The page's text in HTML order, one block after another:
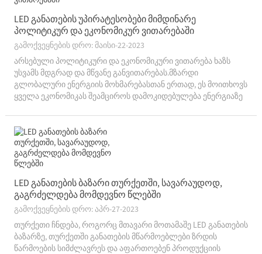
LED განათების უპირატესობები მიმდინარე
პოლიტიკურ და ეკონომიკურ ვითარებაში
გამოქვეყნების დრო: მაისი-22-2023
არსებული პოლიტიკური და ეკონომიკური ვითარება ხაზს
უსვამს მდგრად და მწვანე განვითარებას.მზარდი
გლობალური ენერგიის მოხმარებასთან ერთად, ეს მოითხოვს
ყველა ეკონომიკას შეამციროს დამოკიდებულება ენერგიაზე
ენერგიის დაზოგვის მოწყობილობები და ტექნოლოგიების
მიღება,...
LED განათების ბაზარი თურქეთში, სავარაუდოდ,
გაგრძელდება მომდევნო წლებში
გამოქვეყნების დრო: აპრ-27-2023
თურქეთი ჩნდება, როგორც მთავარი მოთამაშე LED განათების
ბაზარზე, თურქეთში განათების მწარმოებლები ზრდის
წარმოების სიმძლავრეს და აფართოებენ პროდუქციის